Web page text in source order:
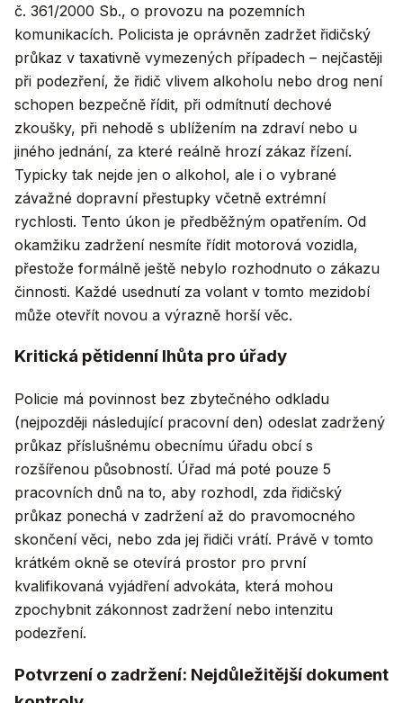
č. 361/2000 Sb., o provozu na pozemních
komunikacích. Policista je oprávněn zadržet řidičský
průkaz v taxativně vymezených případech – nejčastěji
při podezření, že řidič vlivem alkoholu nebo drog není
schopen bezpečně řídit, při odmítnutí dechové
zkoušky, při nehodě s ublížením na zdraví nebo u
jiného jednání, za které reálně hrozí zákaz řízení.
Typicky tak nejde jen o alkohol, ale i o vybrané
závažné dopravní přestupky včetně extrémní
rychlosti. Tento úkon je předběžným opatřením. Od
okamžiku zadržení nesmíte řídit motorová vozidla,
přestože formálně ještě nebylo rozhodnuto o zákazu
činnosti. Každé usednutí za volant v tomto mezidobí
může otevřít novou a výrazně horší věc.
Kritická pětidenní lhůta pro úřady
Policie má povinnost bez zbytečného odkladu
(nejpozději následující pracovní den) odeslat zadržený
průkaz příslušnému obecnímu úřadu obcí s
rozšířenou působností. Úřad má poté pouze 5
pracovních dnů na to, aby rozhodl, zda řidičský
průkaz ponechá v zadržení až do pravomocného
skončení věci, nebo zda jej řidiči vrátí. Právě v tomto
krátkém okně se otevírá prostor pro první
kvalifikovaná vyjádření advokáta, která mohou
zpochybnit zákonnost zadržení nebo intenzitu
podezření.
Potvrzení o zadržení: Nejdůležitější dokument